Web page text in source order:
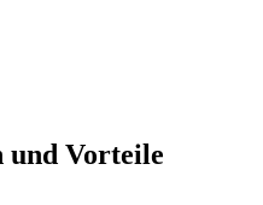
und Vorteile